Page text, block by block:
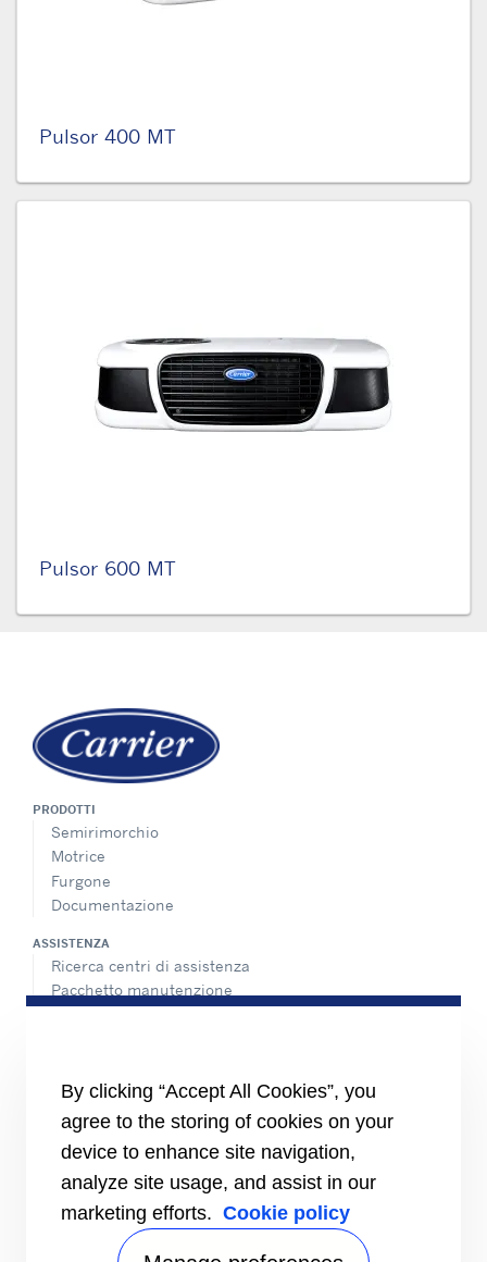
Pulsor 400 MT
Pulsor 600 MT
PRODOTTI
Semirimorchio
Motrice
Furgone
Documentazione
ASSISTENZA
Ricerca centri di assistenza
Pacchetto manutenzione
Centro Media
Contatti commerciali
Indice di uguaglianza di genere
By clicking “Accept All Cookies”, you
agree to the storing of cookies on your
device to enhance site navigation,
analyze site usage, and assist in our
marketing efforts. Cookie policy